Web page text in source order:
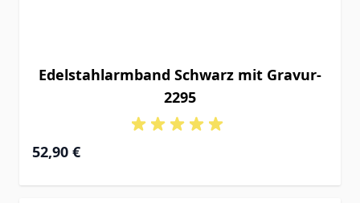
Edelstahlarmband Schwarz mit Gravur-
2295
52,90 €